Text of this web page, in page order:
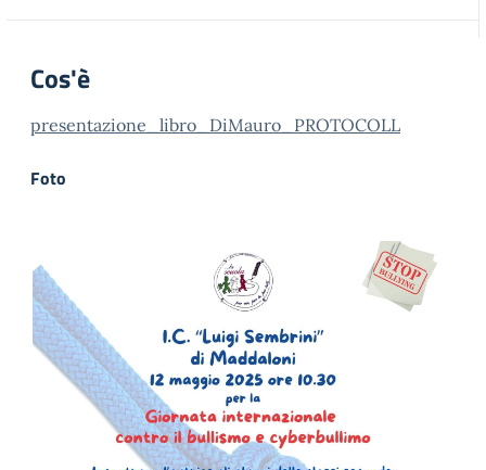
Cos'è
presentazione_libro_DiMauro_PROTOCOLL
Foto